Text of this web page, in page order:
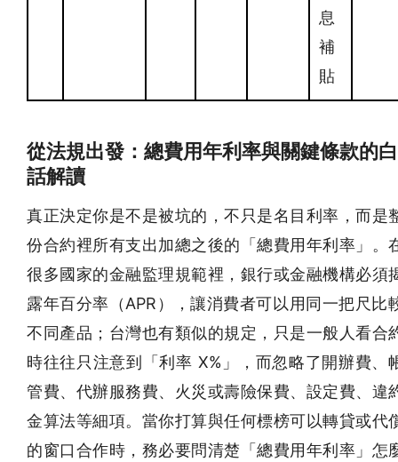
息
補
貼
從法規出發：總費用年利率與關鍵條款的白
話解讀
真正決定你是不是被坑的，不只是名目利率，而是
份合約裡所有支出加總之後的「總費用年利率」。
很多國家的金融監理規範裡，銀行或金融機構必須
露年百分率（APR），讓消費者可以用同一把尺比
不同產品；台灣也有類似的規定，只是一般人看合
時往往只注意到「利率 X%」，而忽略了開辦費、
管費、代辦服務費、火災或壽險保費、設定費、違
金算法等細項。當你打算與任何標榜可以轉貸或代
的窗口合作時，務必要問清楚「總費用年利率」怎